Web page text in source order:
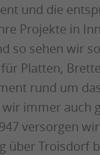
und die
Projekte in
so sehen wir
Platten,
rund um
immer auch
versorgen
über